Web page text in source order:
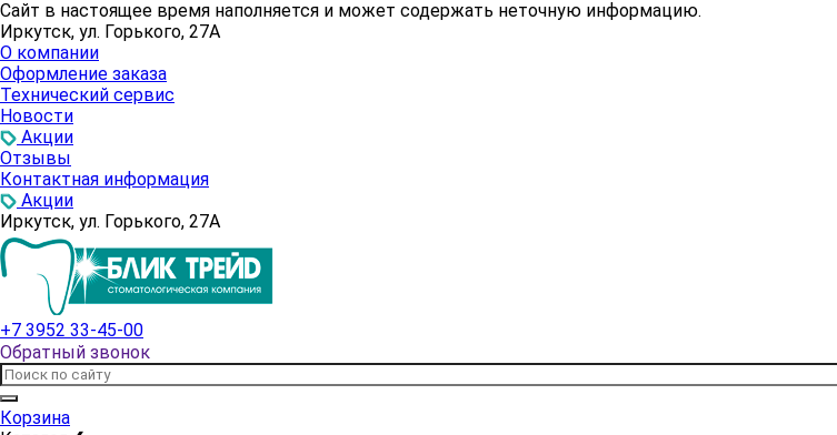
Сайт в настоящее время наполняется и может содержать неточную информацию.
Иркутск, ул. Горького, 27А
О компании
Оформление заказа
Технический сервис
Новости
Акции
Отзывы
Контактная информация
Акции
Иркутск, ул. Горького, 27А
+7 3952 33-45-00
Обратный звонок
Корзина